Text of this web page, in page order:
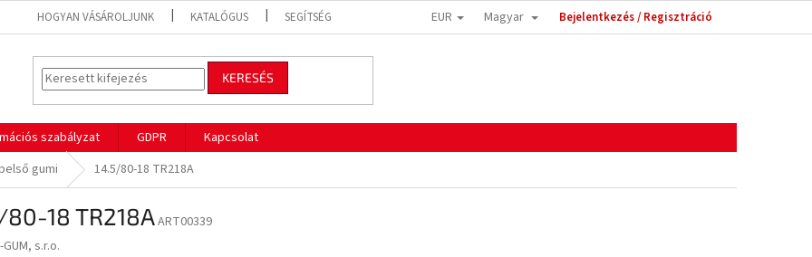
HOGYAN VÁSÁROLJUNK KATALÓGUS SEGÍTSÉG EUR Magyar Bejelentkezés / Regisztráció
KERESÉS
szabályzat GDPR
Kapcsolat
gumi
14.5/80-18 TR218A
18 TR218AART00339
GUM, s.r.o.